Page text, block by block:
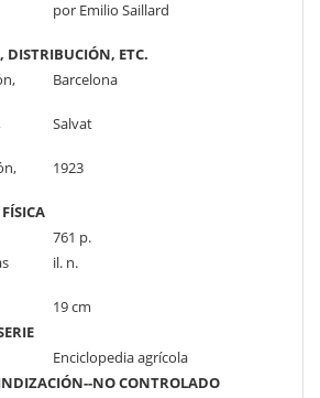
por Emilio Saillard
DISTRIBUCIÓN, ETC.
Barcelona
Salvat
1923
761 p.
il. n.
19 cm
Enciclopedia agrícola
NO CONTROLADO